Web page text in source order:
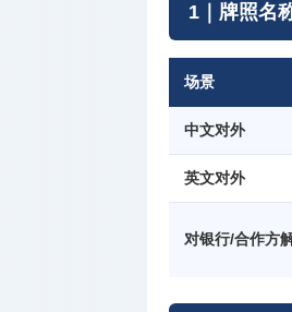
1｜牌照名
场景
中文对外
英文对外
对银行/合作方